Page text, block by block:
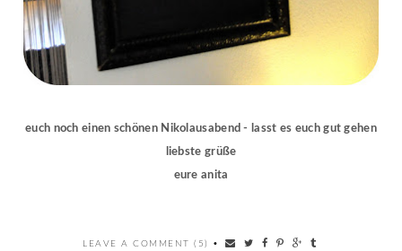
euch noch einen schönen Nikolausabend - lasst es euch gut gehen
liebste grüße
eure anita
LEAVE A COMMENT (5) •